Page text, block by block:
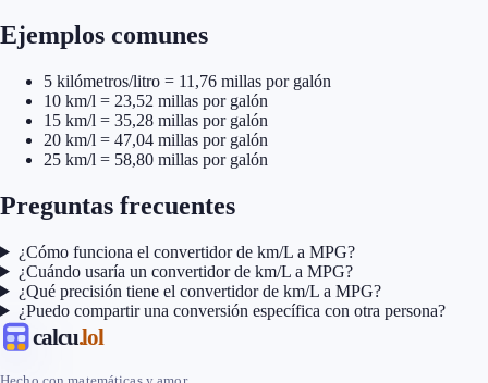
Ejemplos comunes
5 kilómetros/litro = 11,76 millas por galón
10 km/l = 23,52 millas por galón
15 km/l = 35,28 millas por galón
20 km/l = 47,04 millas por galón
25 km/l = 58,80 millas por galón
Preguntas frecuentes
¿Cómo funciona el convertidor de km/L a MPG?
¿Cuándo usaría un convertidor de km/L a MPG?
¿Qué precisión tiene el convertidor de km/L a MPG?
¿Puedo compartir una conversión específica con otra persona?
calcu.lol